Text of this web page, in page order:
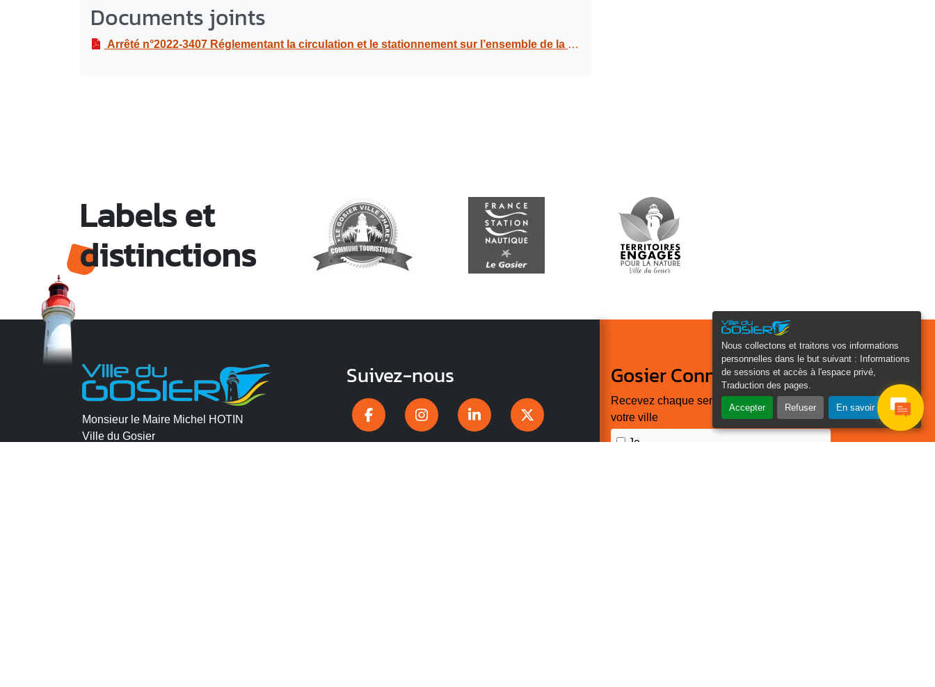
Nous collectons et traitons vos informations
personnelles dans le but suivant :
Informations
de sessions et accès à l'espace privé,
Traduction des pages
Accepter Refuser En savoir plus
Documents joints
Arrêté n°2022-3407 Réglementant la circulation et le stationnement sur l’ensemble de la RD119, au boulevard Amédée CLARA, dans le cadre de travaux de reprise, de trottoirs, regards sous chaussée, du 12 déc 22 au 06 fév 23
Labels et
distinctions
Monsieur le Maire Michel HOTIN
Ville du Gosier
Suivez-nous Gosier Connecté
Recevez chaque semaine l'actualité de
votre ville
Je